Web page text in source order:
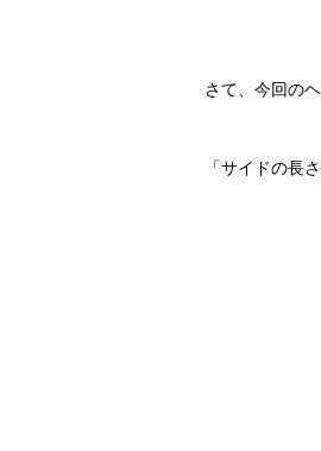
さて、今回の
「サイドの長